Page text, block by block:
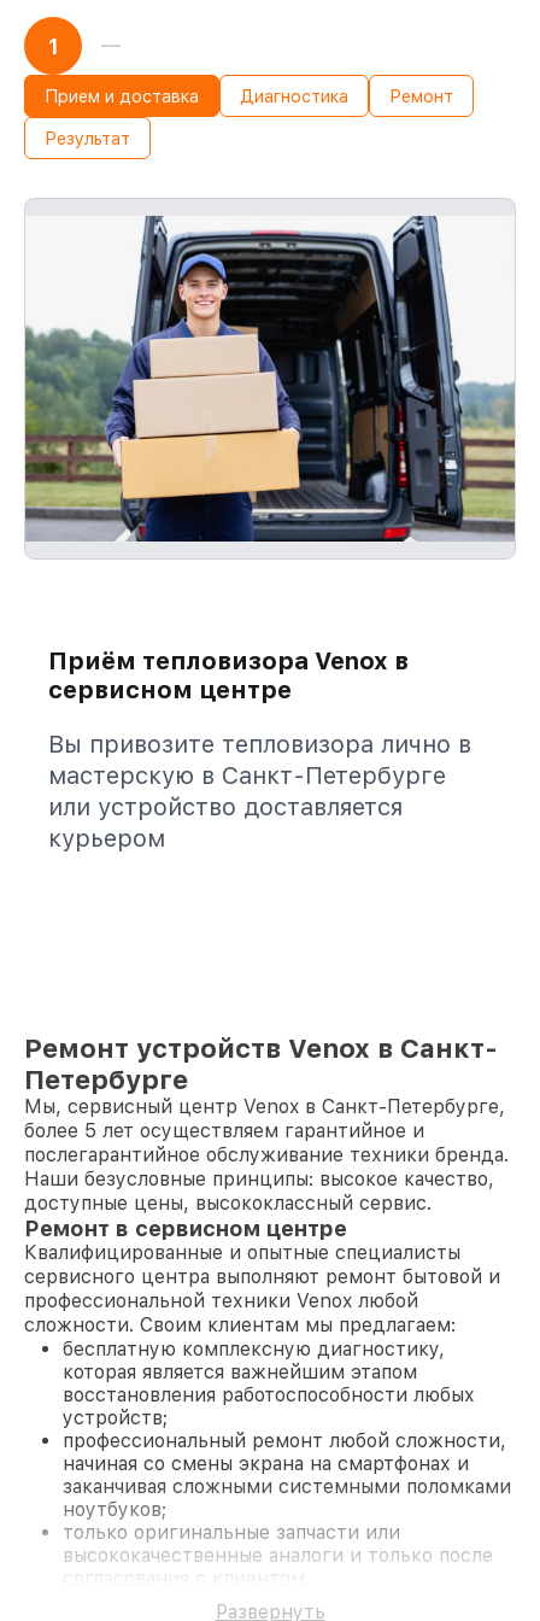
1
Прием и доставка Диагностика Ремонт
Результат
Приём тепловизора Venox в
сервисном центре
Вы привозите тепловизора лично в
мастерскую в Санкт-Петербурге
или устройство доставляется
курьером
Ремонт устройств Venox в Санкт-
Петербурге
Мы, сервисный центр Venox в Санкт-Петербурге,
более 5 лет осуществляем гарантийное и
послегарантийное обслуживание техники бренда.
Наши безусловные принципы: высокое качество,
доступные цены, высококлассный сервис.
Ремонт в сервисном центре
Квалифицированные и опытные специалисты
сервисного центра выполняют ремонт бытовой и
профессиональной техники Venox любой
сложности. Своим клиентам мы предлагаем:
бесплатную комплексную диагностику,
которая является важнейшим этапом
восстановления работоспособности любых
устройств;
профессиональный ремонт любой сложности,
начиная со смены экрана на смартфонах и
заканчивая сложными системными поломками
ноутбуков;
только оригинальные запчасти или
высококачественные аналоги и только после
согласования с клиентом.
На все работы и замененные комплектующие
Развернуть